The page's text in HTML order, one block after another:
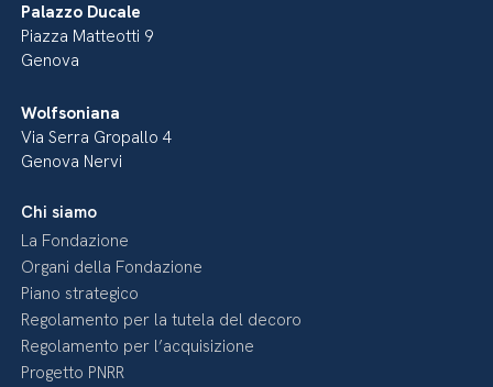
Palazzo Ducale
Piazza Matteotti 9
Genova
Wolfsoniana
Via Serra Gropallo 4
Genova Nervi
Chi siamo
La Fondazione
Organi della Fondazione
Piano strategico
Regolamento per la tutela del decoro
Regolamento per l’acquisizione
Progetto PNRR